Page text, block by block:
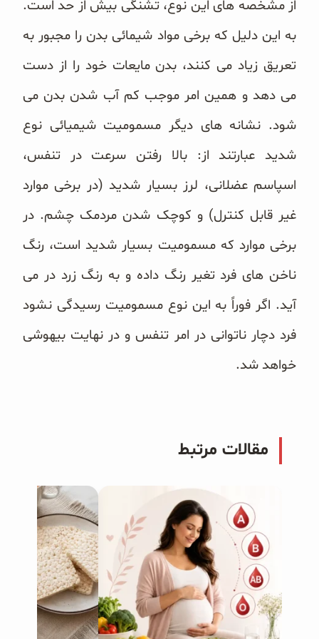
از مشخصه های این نوع، تشنگی بیش از حد است.
به این دلیل که برخی مواد شیمائی بدن را مجبور به
تعریق زیاد می کنند، بدن مایعات خود را از دست
می دهد و همین امر موجب کم آب شدن بدن می
شود. نشانه های دیگر مسمومیت شیمیائی نوع
شدید عبارتند از: بالا رفتن سرعت در تنفس،
اسپاسم عضلانی، لرز بسیار شدید (در برخی موارد
غیر قابل کنترل) و کوچک شدن مردمک چشم. در
برخی موارد که مسمومیت بسیار شدید است، رنگ
ناخن های فرد تغیر رنگ داده و به رنگ زرد در می
آید. اگر فوراً به این نوع مسمومیت رسیدگی نشود
فرد دچار ناتوانی در امر تنفس و در نهایت بیهوشی
خواهد شد.
مقالات مرتبط